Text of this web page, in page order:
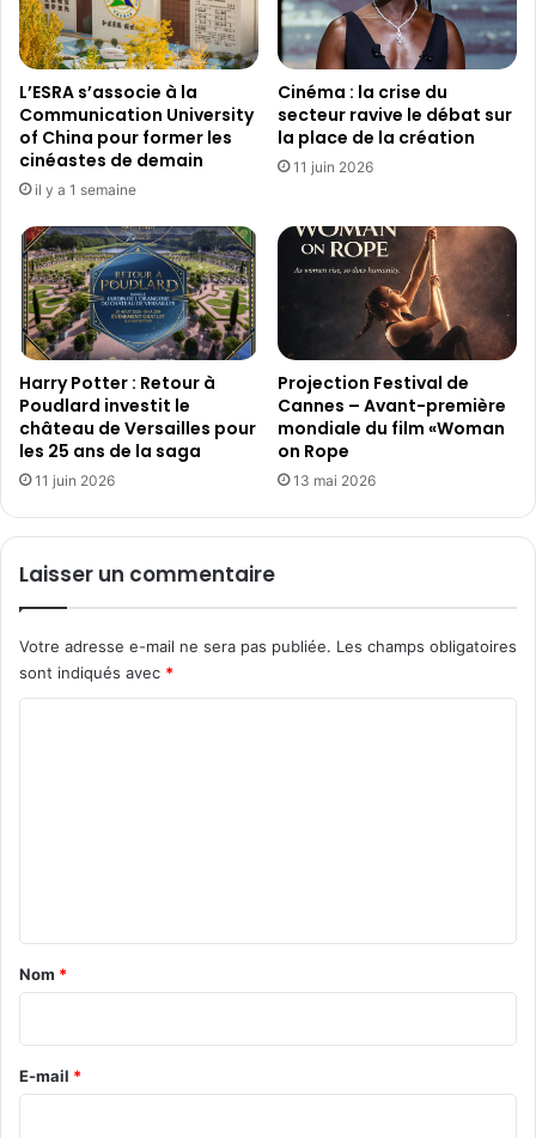
m
a
n
e
5
i
n
s
t
r
e
s
p
o
u
r
é
t
i
o
i
s
l
e
d
t
d
i
m
p
ô
t
j
i
d
o
L’ESRA s’associe à la
Communication University
of China pour former les
cinéastes de demain
il y a 1 semaine
Cinéma : la crise du
secteur ravive le débat sur
la place de la création
11 juin 2026
Harry Potter : Retour à
Poudlard investit le
château de Versailles pour
les 25 ans de la saga
11 juin 2026
Projection Festival de
Cannes – Avant-première
mondiale du film «Woman
on Rope
13 mai 2026
Laisser un commentaire
Votre adresse e-mail ne sera pas publiée. Les champs obligatoires
sont indiqués avec *
a
r
e
Nom *
E-mail *